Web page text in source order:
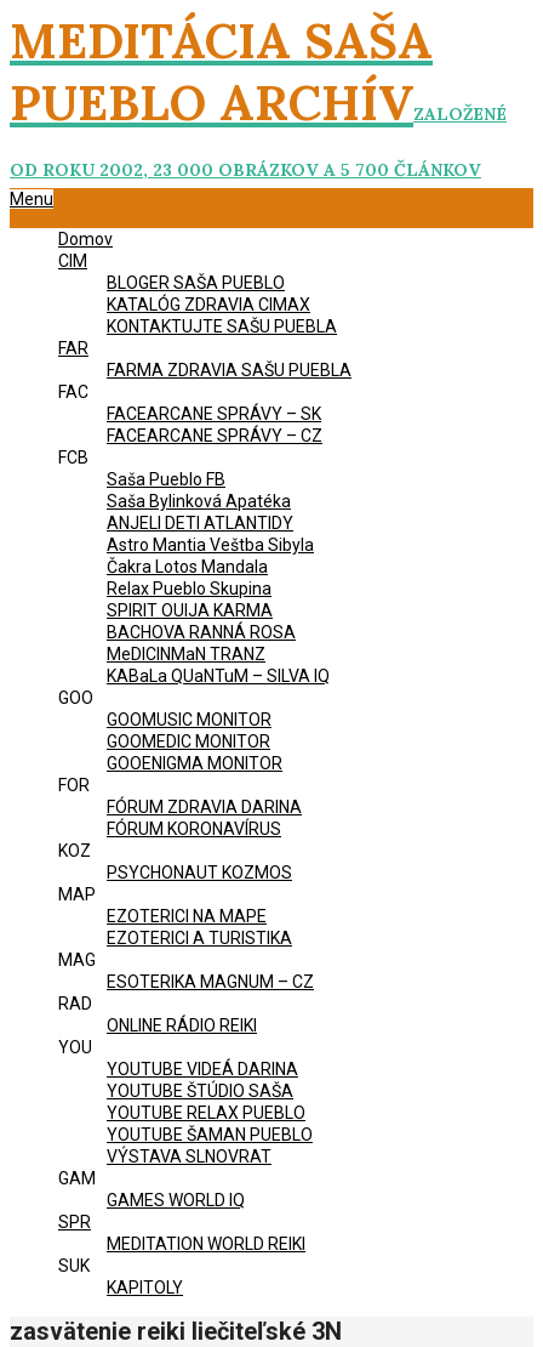
Skip
to
content
MEDITÁCIA SAŠA
PUEBLO ARCHÍVZALOŽENÉ
OD ROKU 2002, 23 000 OBRÁZKOV A 5 700 ČLÁNKOV
Primary
Menu
Domov
CIM
BLOGER SAŠA PUEBLO
KATALÓG ZDRAVIA CIMAX
KONTAKTUJTE SAŠU PUEBLA
FAR
FARMA ZDRAVIA SAŠU PUEBLA
FAC
FACEARCANE SPRÁVY – SK
FACEARCANE SPRÁVY – CZ
FCB
Saša Pueblo FB
Saša Bylinková Apatéka
ANJELI DETI ATLANTIDY
Astro Mantia Veštba Sibyla
Čakra Lotos Mandala
Relax Pueblo Skupina
SPIRIT OUIJA KARMA
BACHOVA RANNÁ ROSA
MeDICINMaN TRANZ
KABaLa QUaNTuM – SILVA IQ
GOO
GOOMUSIC MONITOR
GOOMEDIC MONITOR
GOOENIGMA MONITOR
FOR
FÓRUM ZDRAVIA DARINA
FÓRUM KORONAVÍRUS
KOZ
PSYCHONAUT KOZMOS
MAP
EZOTERICI NA MAPE
EZOTERICI A TURISTIKA
MAG
ESOTERIKA MAGNUM – CZ
RAD
ONLINE RÁDIO REIKI
YOU
YOUTUBE VIDEÁ DARINA
YOUTUBE ŠTÚDIO SAŠA
YOUTUBE RELAX PUEBLO
YOUTUBE ŠAMAN PUEBLO
VÝSTAVA SLNOVRAT
GAM
GAMES WORLD IQ
SPR
MEDITATION WORLD REIKI
SUK
KAPITOLY
zasvätenie reiki liečiteľské 3N